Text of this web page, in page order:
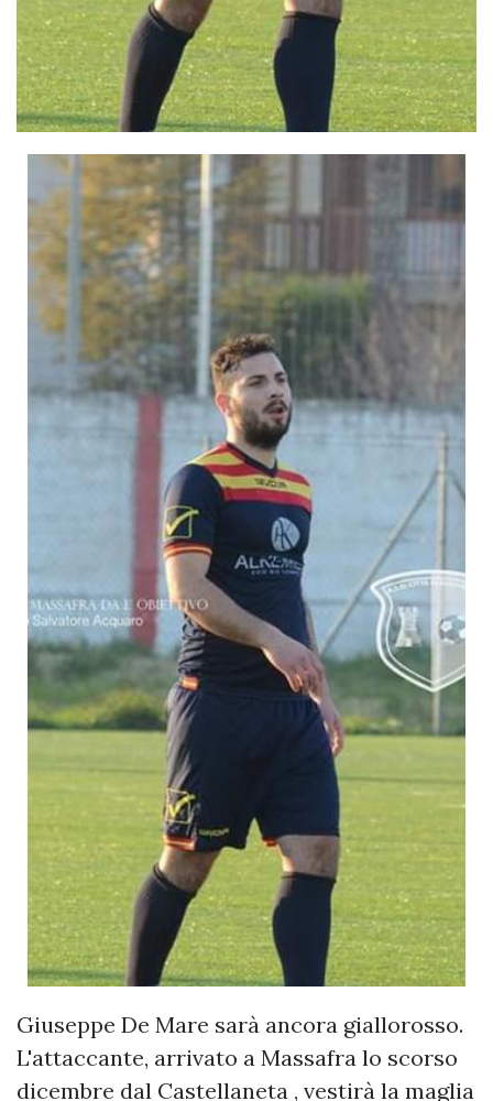
Giuseppe De Mare sarà ancora giallorosso.
L'attaccante, arrivato a Massafra lo scorso
dicembre dal Castellaneta , vestirà la maglia